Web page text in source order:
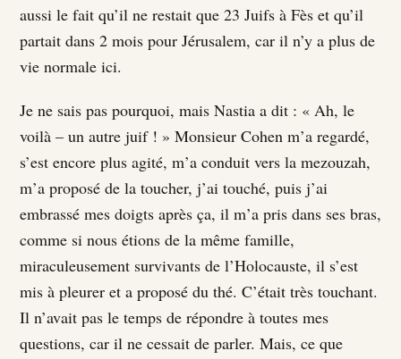
aussi le fait qu’il ne restait que 23 Juifs à Fès et qu’il
partait dans 2 mois pour Jérusalem, car il n’y a plus de
vie normale ici.
Je ne sais pas pourquoi, mais Nastia a dit : « Ah, le
voilà – un autre juif ! » Monsieur Cohen m’a regardé,
s’est encore plus agité, m’a conduit vers la mezouzah,
m’a proposé de la toucher, j’ai touché, puis j’ai
embrassé mes doigts après ça, il m’a pris dans ses bras,
comme si nous étions de la même famille,
miraculeusement survivants de l’Holocauste, il s’est
mis à pleurer et a proposé du thé. C’était très touchant.
Il n’avait pas le temps de répondre à toutes mes
questions, car il ne cessait de parler. Mais, ce que